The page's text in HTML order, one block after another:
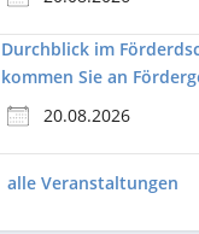
Durchblick im
kommen Sie an
20.08.2026
alle Veranstaltungen